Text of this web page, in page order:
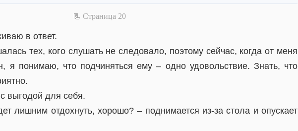
📃 Cтраница 20
в ответ.
тех, кого слушать не следовало, поэтому сейчас, когда от меня
я понимаю, что подчиняться ему – одно удовольствие. Знать, что
выгодой для себя.
лишним отдохнуть, хорошо? – поднимается из-за стола и опускает